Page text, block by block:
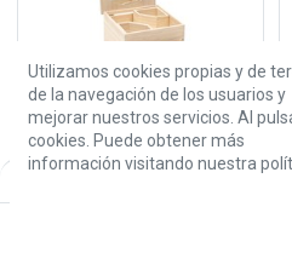
JOYERO CON ESPEJO
22,20€
Utilizamos cookies propias y de
de la navegación de los usuarios y
mejorar nuestros servicios. Al
cookies. Puede obtener más
información visitando nuestra